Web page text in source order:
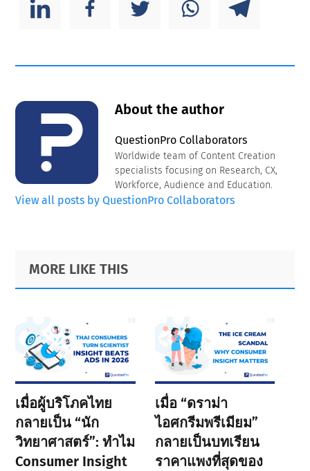
About the author
QuestionPro Collaborators
Worldwide team of Content Creation
specialists focusing on Research, CX,
Workforce, Audience and Education.
View all posts by QuestionPro Collaborators
Primary
Sidebar
Footer
MORE LIKE THIS
เมื่อผู้บริโภคไทย
กลายเป็น “นัก
วิทยาศาสตร์”: ทำไม
Consumer Insight
เมื่อ “ดราม่า
ไอศกรีมพรีเมียม”
กลายเป็นบทเรียน
ราคาแพงที่สุดของ